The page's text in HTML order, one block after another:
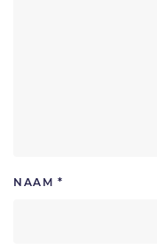
NAAM *